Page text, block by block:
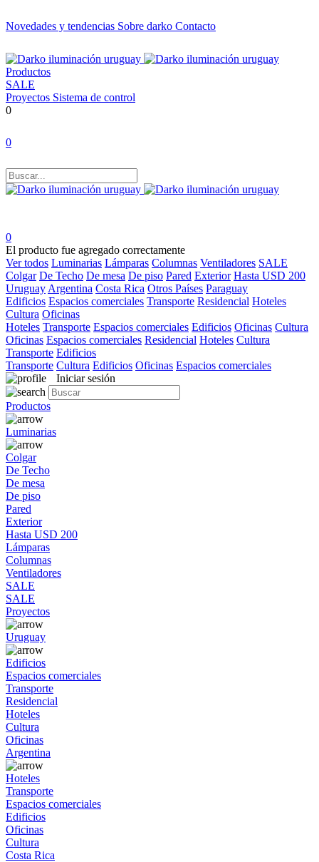
Novedades y tendencias Sobre darko Contacto
Productos
SALE
Proyectos Sistema de control
0
0
0
El producto fue agregado correctamente
Ver todos Luminarias Lámparas Columnas Ventiladores SALE
Colgar De Techo De mesa De piso Pared Exterior Hasta USD 200
Uruguay Argentina Costa Rica Otros Países Paraguay
Edificios Espacios comerciales Transporte Residencial Hoteles
Cultura Oficinas
Hoteles Transporte Espacios comerciales Edificios Oficinas Cultura
Oficinas Espacios comerciales Residencial Hoteles Cultura
Transporte Edificios
Transporte Cultura Edificios Oficinas Espacios comerciales
Iniciar sesión
Productos
Luminarias
Colgar
De Techo
De mesa
De piso
Pared
Exterior
Hasta USD 200
Lámparas
Columnas
Ventiladores
SALE
SALE
Proyectos
Uruguay
Edificios
Espacios comerciales
Transporte
Residencial
Hoteles
Cultura
Oficinas
Argentina
Hoteles
Transporte
Espacios comerciales
Edificios
Oficinas
Cultura
Costa Rica